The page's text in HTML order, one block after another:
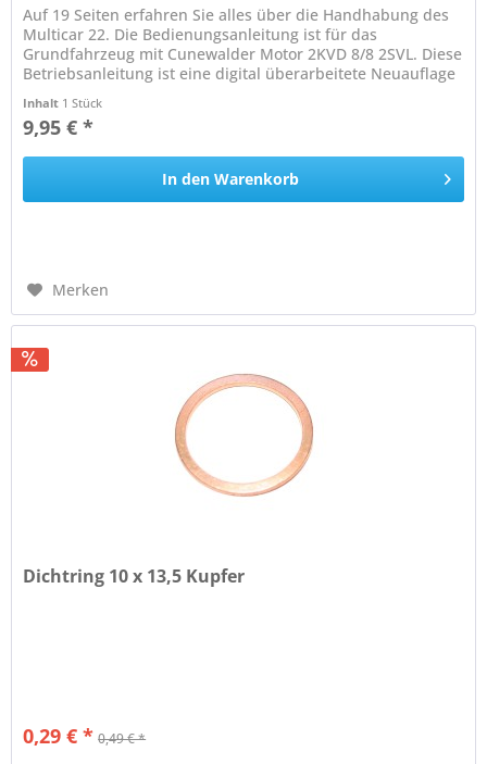
Auf 19 Seiten erfahren Sie alles über die Handhabung des
Multicar 22. Die Bedienungsanleitung ist für das
Grundfahrzeug mit Cunewalder Motor 2KVD 8/8 2SVL. Diese
Betriebsanleitung ist eine digital überarbeitete Neuauflage
Inhalt 1 Stück
9,95 € *
In den Warenkorb
Merken
Dichtring 10 x 13,5 Kupfer
0,29 € * 0,49 € *